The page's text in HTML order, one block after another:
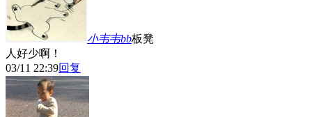
小韦韦bb板凳
人好少啊！
03/11 22:39回复